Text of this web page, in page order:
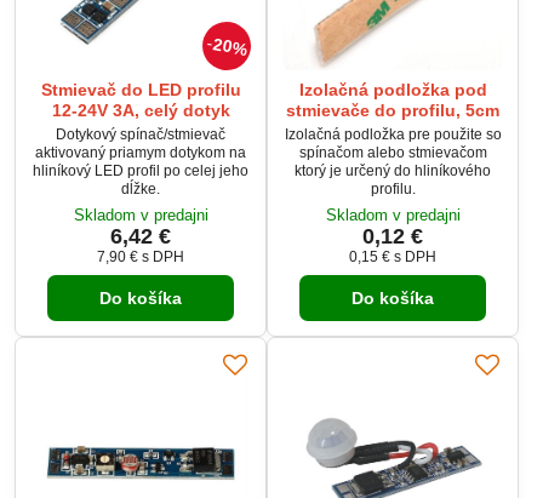
20%
Stmievač do LED profilu
12-24V 3A, celý dotyk
Dotykový spínač/stmievač
aktivovaný priamym dotykom na
hliníkový LED profil po celej jeho
dĺžke.
Skladom v predajni
6,42 €
7,90 € s DPH
Do košíka
Izolačná podložka pod
stmievače do profilu, 5cm
Izolačná podložka pre použite so
spínačom alebo stmievačom
ktorý je určený do hliníkového
profilu.
Skladom v predajni
0,12 €
0,15 € s DPH
Do košíka